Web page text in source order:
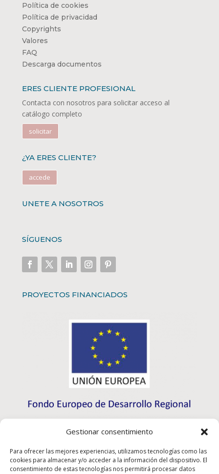
Gestionar consentimiento
Para ofrecer las mejores experiencias, utilizamos tecnologías como las
cookies para almacenar y/o acceder a la información del dispositivo. El
consentimiento de estas tecnologías nos permitirá procesar datos
Política de cookies
Política de privacidad
Copyrights
Valores
FAQ
Descarga documentos
ERES CLIENTE PROFESIONAL
Contacta con nosotros para solicitar acceso al
catálogo completo
solicitar
¿YA ERES CLIENTE?
accede
UNETE A NOSOTROS
SÍGUENOS
PROYECTOS FINANCIADOS